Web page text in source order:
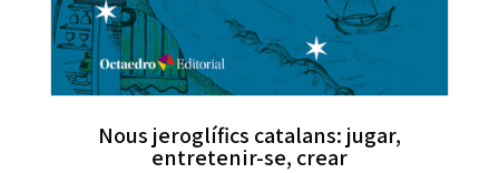
Nous jeroglífics catalans: jugar,
entretenir-se, crear